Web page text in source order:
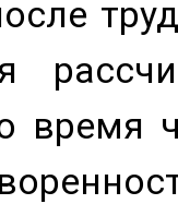
время